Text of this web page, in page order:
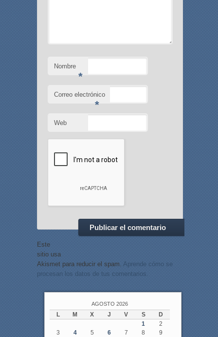
Nombre
*
Correo electrónico
*
Web
Este
sitio usa
Akismet para reducir el spam. Aprende cómo se
procesan los datos de tus comentarios.
AGOSTO 2026
L M X J V S
D
1
2
3
4 5 6 7 8
9